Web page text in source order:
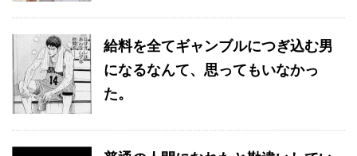
給料を全てギャンブルにつぎ込む男
になるなんて、思ってもいなかっ
た。